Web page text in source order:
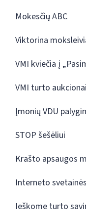
Mokesčių ABC
Viktorina
VMI kviečia į
VMI turto aukcionai
Įmonių VDU
STOP šešėliui
Krašto apsaugos
Interneto
Ieškome turto